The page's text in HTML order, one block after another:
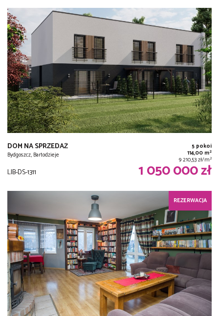
DOM NA SPRZEDAŻ
Bydgoszcz, Bartodzieje
5 pokoi
114,00 m2
9 210,53 zł/m2
LIB-DS-1311 1 050 000 zł
REZERWACJA